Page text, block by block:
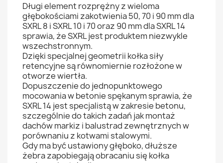
Długi element rozprężny z wieloma
głębokościami zakotwienia 50, 70 i 90 mm dla
SXRL 8 i SXRL 10 i 70 oraz 90 mm dla SXRL 14
sprawia, że SXRL jest produktem niezwykle
wszechstronnym.
Dzięki specjalnej geometrii kołka siły
retencyjne są równomiernie rozłożone w
otworze wiertła.
Dopuszczenie do jednopunktowego
mocowania w betonie spękanym sprawia, że
SXRL 14 jest specjalistą w zakresie betonu,
szczególnie do takich zadań jak montaż
dachów markiz i balustrad zewnętrznych w
porównaniu z kotwami stalowymi.
Gdy ma być ustawiony głęboko, dłuższe
żebra zapobiegają obracaniu się kołka